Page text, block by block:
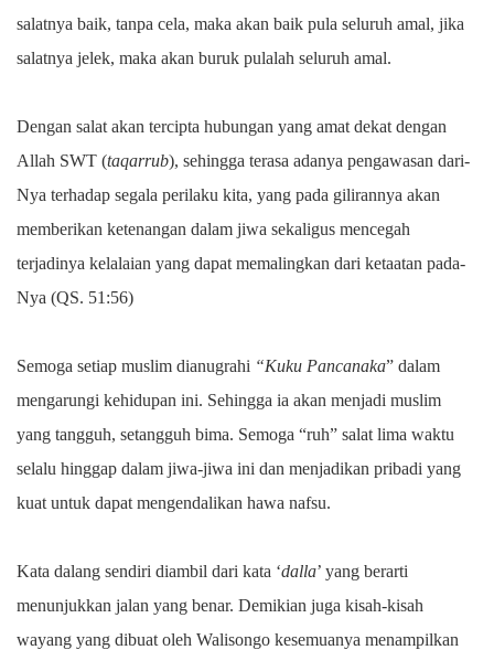
salatnya baik, tanpa cela, maka akan baik pula seluruh amal, jika
salatnya jelek, maka akan buruk pulalah seluruh amal.
Dengan salat akan tercipta hubungan yang amat dekat dengan
Allah SWT (taqarrub), sehingga terasa adanya pengawasan dari-
Nya terhadap segala perilaku kita, yang pada gilirannya akan
memberikan ketenangan dalam jiwa sekaligus mencegah
terjadinya kelalaian yang dapat memalingkan dari ketaatan pada-
Nya (QS. 51:56)
Semoga setiap muslim dianugrahi “Kuku Pancanaka” dalam
mengarungi kehidupan ini. Sehingga ia akan menjadi muslim
yang tangguh, setangguh bima. Semoga “ruh” salat lima waktu
selalu hinggap dalam jiwa-jiwa ini dan menjadikan pribadi yang
kuat untuk dapat mengendalikan hawa nafsu.
Kata dalang sendiri diambil dari kata ‘dalla’ yang berarti
menunjukkan jalan yang benar. Demikian juga kisah-kisah
wayang yang dibuat oleh Walisongo kesemuanya menampilkan